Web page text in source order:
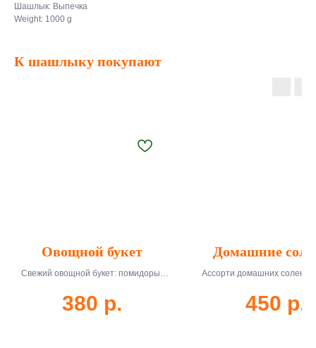
Шашлык: Выпечка
Weight: 1000 g
К шашлыку покупают
Овощной букет
Свежий овощной букет: помидоры,
45-55 мин.
380 р.
Домашние
Ассорти домашних
55 мин.
450 р.